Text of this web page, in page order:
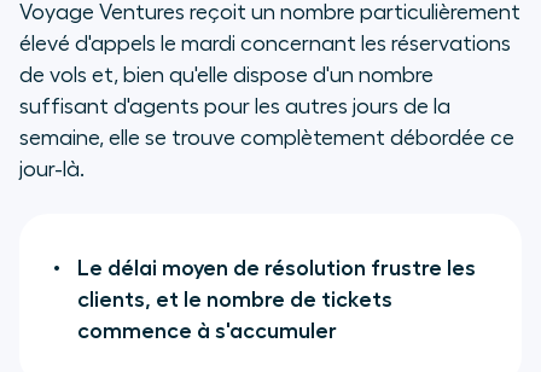
Voyage Ventures reçoit un nombre particulièrement
élevé d'appels le mardi concernant les réservations
de vols et, bien qu'elle dispose d'un nombre
suffisant d'agents pour les autres jours de la
semaine, elle se trouve complètement débordée ce
jour-là.
Le délai moyen de résolution frustre les
clients, et le nombre de tickets
commence à s'accumuler